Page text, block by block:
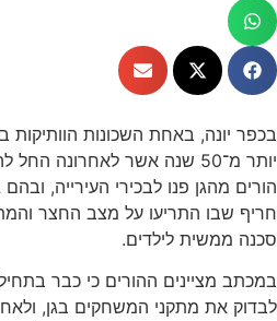
בכפר יונה, באחת השכונות הוותיקות
יותר מ־50 שנה אשר לאחרונה
הורים מהגן פנו לבכירי העירייה,
חריף שבו התריעו על מצב החצר
סכנה ממשית לילדים.
במכתב מציינים ההורים כי כבר
לבדוק את מתקני המשחקים בגן,